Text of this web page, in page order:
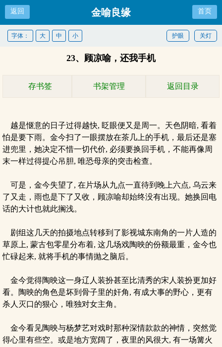
返回 金喻良缘 首页
关灯
护眼
字体： 大 中 小
23、顾凉喻，还我手机
存书签 书架管理 返回目录
越是惬意的日子过得越快, 眨眼便又是周一。天色阴暗, 看着
怕是要下雨。金今扫了一眼摆放在茶几上的手机，最后还是塞
进兜里，她决定不惜一切代价, 必须要换回手机，不能再像周
末一样过得提心吊胆, 唯恐母亲的突击检查。
可是，金今失望了, 在片场从九点一直待到晚上六点, 乌云来
了又走，雨也是下了又收，顾凉喻却始终没有出现。她换回电
话的大计也就此搁浅。
剧组这几天的拍摄地点转移到了影视城东南角的一片人造的
草原上, 蒙古包零星分布着, 这几场戏陶映的份额最重，金今也
忙碌起来, 就将手机的事情抛之脑后。
金今觉得陶映这一身辽人装扮甚至比清秀的宋人装扮更加好
看。陶映的角色是坏到骨子里的奸角, 有成大事的野心，更有
杀人灭口的狠心，唯独对女主角。
金今看见陶映与杨梦艺对戏时那种深情款款的神情，突然觉
得心里有些空。或是地方宽阔了，夜里的风很大, 有一场篝火